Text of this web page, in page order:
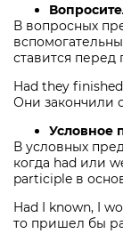
В вопросных
ставится
Had they
Они закончили
Условное
В условных
когда had или
participle в
Had I known, I
то пришел бы